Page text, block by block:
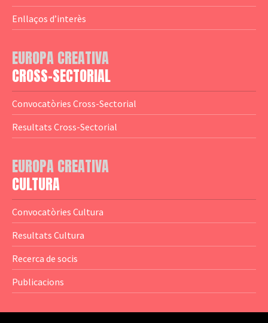
— Agència Executiva
— Logotips
— Estrenes a Catalunya
— Notícies
— Guies MEDIA
— Altres Guies
— Presentacions
— Estudis
— Anuaris
— Catàlegs
— Estadístiques
Enllaços d’interès
EUROPA CREATIVA
CROSS-SECTORIAL
Convocatòries Cross-Sectorial
Resultats Cross-Sectorial
EUROPA CREATIVA
CULTURA
Convocatòries Cultura
Resultats Cultura
Recerca de socis
Publicacions